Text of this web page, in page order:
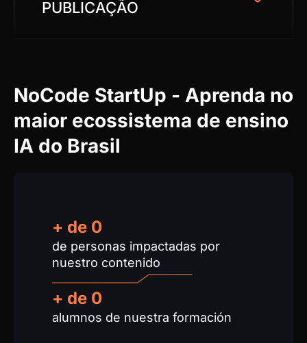
PUBLICAÇÃO
NoCode StartUp - Aprenda no
maior ecossistema de ensino
IA do Brasil
de personas impactadas por
nuestro contenido
+ de 0
alumnos de nuestra formación
+ de 0